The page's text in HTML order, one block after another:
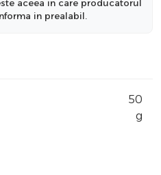
aceea in care producatorul
in prealabil.
50
g